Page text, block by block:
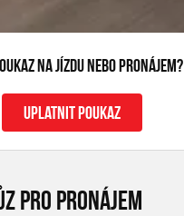
na jízdu nebo pronájem?
uplatnit poukaz
PRO PRONÁJEM